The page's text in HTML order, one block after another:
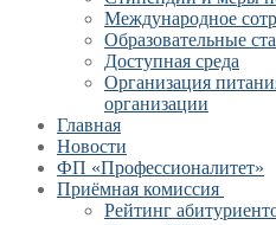
Международное
Образовательные
Доступная среда
Организация
организации
Главная
Новости
ФП «Профессионалитет»
Приёмная комиссия
Рейтинг